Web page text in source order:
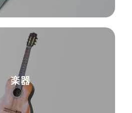
楽器